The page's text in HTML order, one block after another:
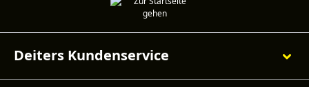
Deiters Kundenservice